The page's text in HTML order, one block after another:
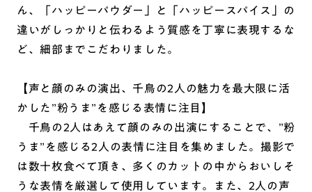
ん、「ハッピーパウダー」と「ハッピースパイス」の
違いがしっかりと伝わるよう質感を丁寧に表現するな
ど、細部までこだわりました。
【声と顔のみの演出、千鳥の2人の魅力を最大限に活
かした”粉うま”を感じる表情に注目】
千鳥の2人はあえて顔のみの出演にすることで、”粉
うま”を感じる2人の表情に注目を集めました。撮影で
は数十枚食べて頂き、多くのカットの中からおいしそ
うな表情を厳選して使用しています。また、2人の声